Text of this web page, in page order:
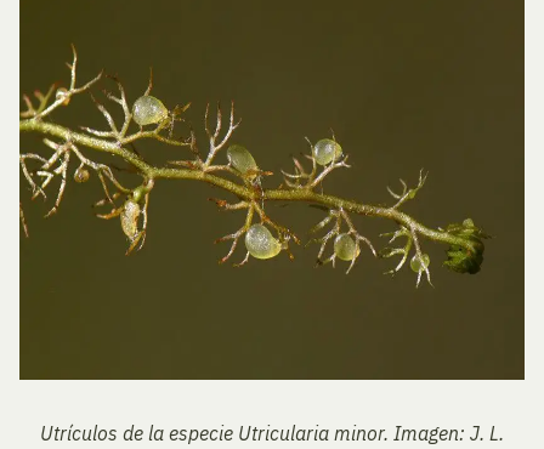
Utrículos de la especie Utricularia minor. Imagen: J. L.